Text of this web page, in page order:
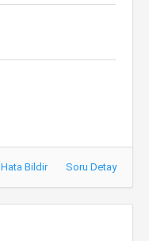
Hata Bildir Soru Detay